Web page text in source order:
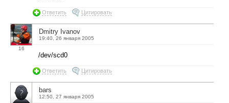
Ответить Цитировать
16
Dmitry Ivanov
19:40, 26 января 2005
/dev/scd0
Ответить Цитировать
bars
12:50, 27 января 2005